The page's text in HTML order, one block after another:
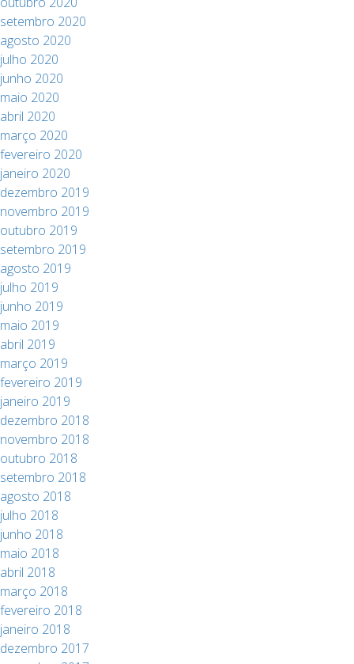
setembro 2020
agosto 2020
julho 2020
junho 2020
maio 2020
abril 2020
março 2020
fevereiro 2020
janeiro 2020
dezembro 2019
novembro 2019
outubro 2019
setembro 2019
agosto 2019
julho 2019
junho 2019
maio 2019
abril 2019
março 2019
fevereiro 2019
janeiro 2019
dezembro 2018
novembro 2018
outubro 2018
setembro 2018
agosto 2018
julho 2018
junho 2018
maio 2018
abril 2018
março 2018
fevereiro 2018
janeiro 2018
dezembro 2017